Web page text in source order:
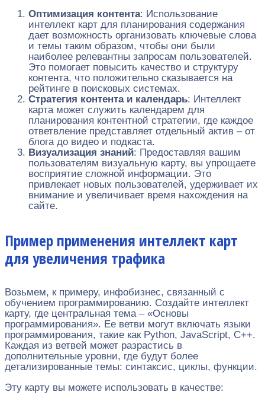
Оптимизация контента: Использование
интеллект карт для планирования содержания
дает возможность организовать ключевые слова
и темы таким образом, чтобы они были
наиболее релевантны запросам пользователей.
Это помогает повысить качество и структуру
контента, что положительно сказывается на
рейтинге в поисковых системах.
Стратегия контента и календарь: Интеллект
карта может служить календарем для
планирования контентной стратегии, где каждое
ответвление представляет отдельный актив – от
блога до видео и подкаста.
Визуализация знаний: Предоставляя вашим
пользователям визуальную карту, вы упрощаете
восприятие сложной информации. Это
привлекает новых пользователей, удерживает их
внимание и увеличивает время нахождения на
сайте.
Пример применения интеллект карт
для увеличения трафика
Возьмем, к примеру, инфобизнес, связанный с
обучением программированию. Создайте интеллект
карту, где центральная тема – «Основы
программирования». Ее ветви могут включать языки
программирования, такие как Python, JavaScript, C++.
Каждая из ветвей может разрастись в
дополнительные уровни, где будут более
детализированные темы: синтаксис, циклы, функции.
Эту карту вы можете использовать в качестве: